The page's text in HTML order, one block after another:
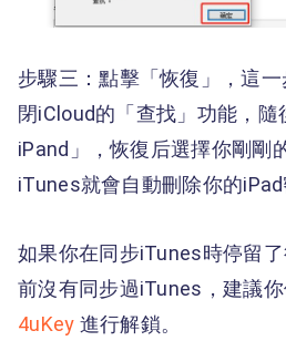
步驟三：點擊「恢復」，這
閉iCloud的「查找」功能，隨
iPand」，恢復后選擇你剛剛
iTunes就會自動刪除你的iPad
如果你在同步iTunes時停留
前沒有同步過iTunes，建議你
4uKey 進行解鎖。